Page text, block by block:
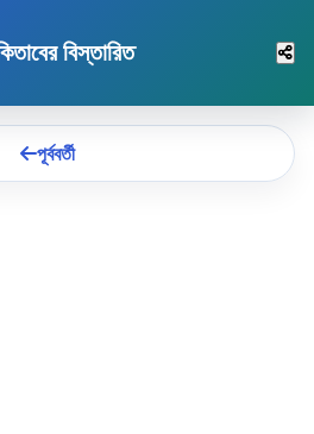
বিস্তারিত
পূর্ববর্তী